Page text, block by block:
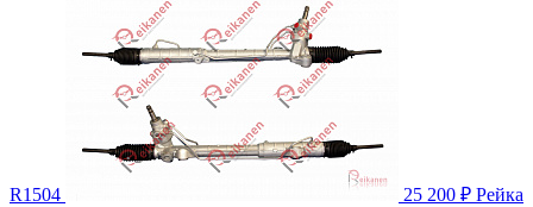
R1504 25 200 ₽ Рейка